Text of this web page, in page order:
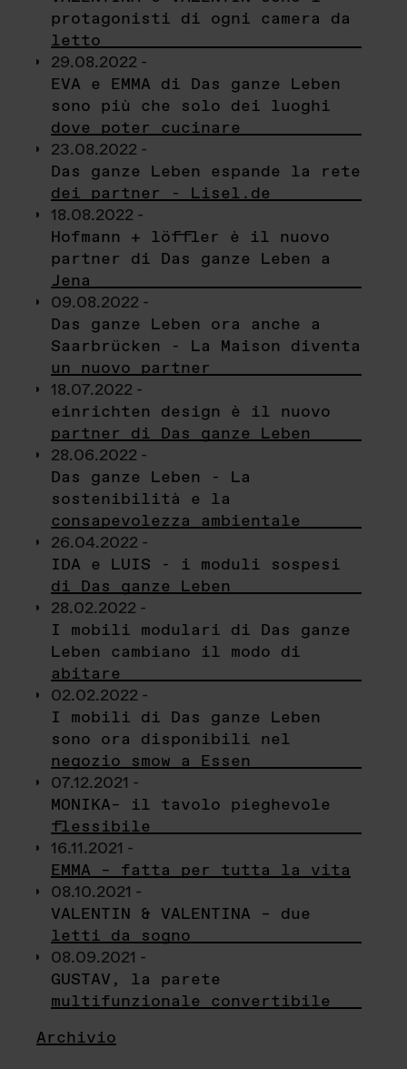
protagonisti di ogni camera da
letto
29.08.2022 -
EVA e EMMA di Das ganze Leben
sono più che solo dei luoghi
dove poter cucinare
23.08.2022 -
Das ganze Leben espande la rete
dei partner - Lisel.de
18.08.2022 -
Hofmann + löffler è il nuovo
partner di Das ganze Leben a
Jena
09.08.2022 -
Das ganze Leben ora anche a
Saarbrücken - La Maison diventa
un nuovo partner
18.07.2022 -
einrichten design è il nuovo
partner di Das ganze Leben
28.06.2022 -
Das ganze Leben - La
sostenibilità e la
consapevolezza ambientale
26.04.2022 -
IDA e LUIS - i moduli sospesi
di Das ganze Leben
28.02.2022 -
I mobili modulari di Das ganze
Leben cambiano il modo di
abitare
02.02.2022 -
I mobili di Das ganze Leben
sono ora disponibili nel
negozio smow a Essen
07.12.2021 -
MONIKA– il tavolo pieghevole
flessibile
16.11.2021 -
EMMA – fatta per tutta la vita
08.10.2021 -
VALENTIN & VALENTINA – due
letti da sogno
08.09.2021 -
GUSTAV, la parete
multifunzionale convertibile
Archivio